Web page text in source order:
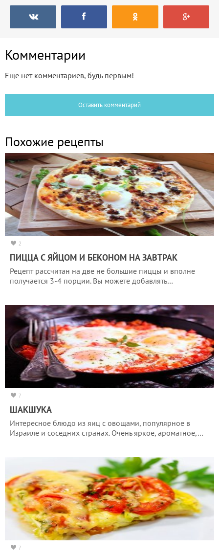
Комментарии
Еще нет комментариев, будь первым!
Оставить комментарий
Похожие рецепты
2
ПИЦЦА С ЯЙЦОМ И БЕКОНОМ НА ЗАВТРАК
Рецепт рассчитан на две не большие пиццы и вполне
получается 3-4 порции. Вы можете добавлять…
7
ШАКШУКА
Интересное блюдо из яиц с овощами, популярное в
Израиле и соседних странах. Очень яркое, ароматное,…
7